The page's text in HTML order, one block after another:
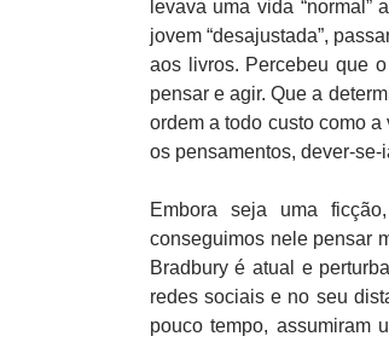
levava uma vida
jovem “desajustada”,
aos livros. Percebeu que
pensar e agir. Que a
ordem a todo custo como
os pensamentos, dever-
Embora seja uma
conseguimos nele pensar
Bradbury é atual e
redes sociais e no seu
pouco tempo, assumiram